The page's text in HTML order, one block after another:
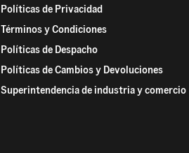
Políticas de Privacidad
Términos y Condiciones
Políticas de Despacho
Políticas de Cambios y Devoluciones
Superintendencia de industria y comercio